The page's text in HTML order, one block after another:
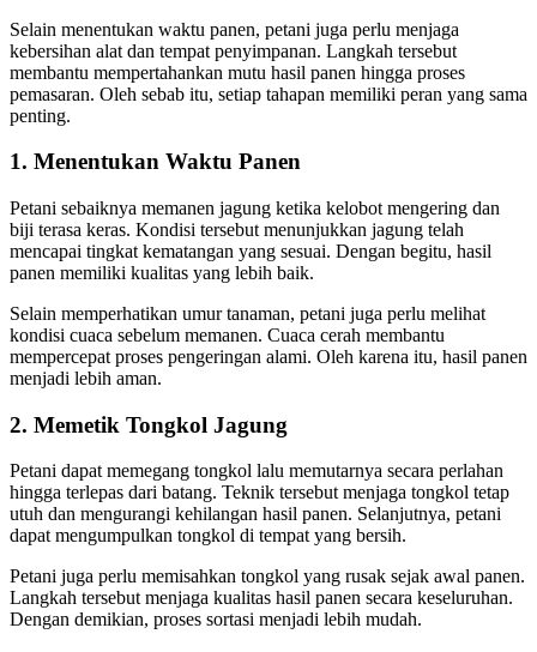
Selain menentukan waktu panen, petani juga perlu menjaga
kebersihan alat dan tempat penyimpanan. Langkah tersebut
membantu mempertahankan mutu hasil panen hingga proses
pemasaran. Oleh sebab itu, setiap tahapan memiliki peran yang sama
penting.
1. Menentukan Waktu Panen
Petani sebaiknya memanen jagung ketika kelobot mengering dan
biji terasa keras. Kondisi tersebut menunjukkan jagung telah
mencapai tingkat kematangan yang sesuai. Dengan begitu, hasil
panen memiliki kualitas yang lebih baik.
Selain memperhatikan umur tanaman, petani juga perlu melihat
kondisi cuaca sebelum memanen. Cuaca cerah membantu
mempercepat proses pengeringan alami. Oleh karena itu, hasil panen
menjadi lebih aman.
2. Memetik Tongkol Jagung
Petani dapat memegang tongkol lalu memutarnya secara perlahan
hingga terlepas dari batang. Teknik tersebut menjaga tongkol tetap
utuh dan mengurangi kehilangan hasil panen. Selanjutnya, petani
dapat mengumpulkan tongkol di tempat yang bersih.
Petani juga perlu memisahkan tongkol yang rusak sejak awal panen.
Langkah tersebut menjaga kualitas hasil panen secara keseluruhan.
Dengan demikian, proses sortasi menjadi lebih mudah.